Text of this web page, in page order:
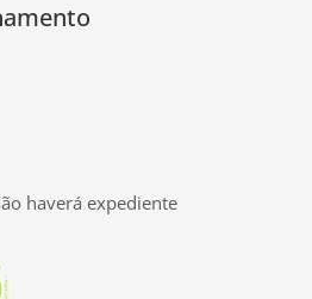
haverá expediente